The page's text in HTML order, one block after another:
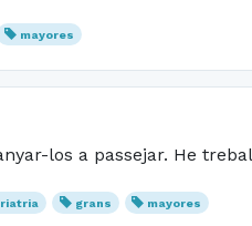
mayores
los a passejar. He
grans mayores